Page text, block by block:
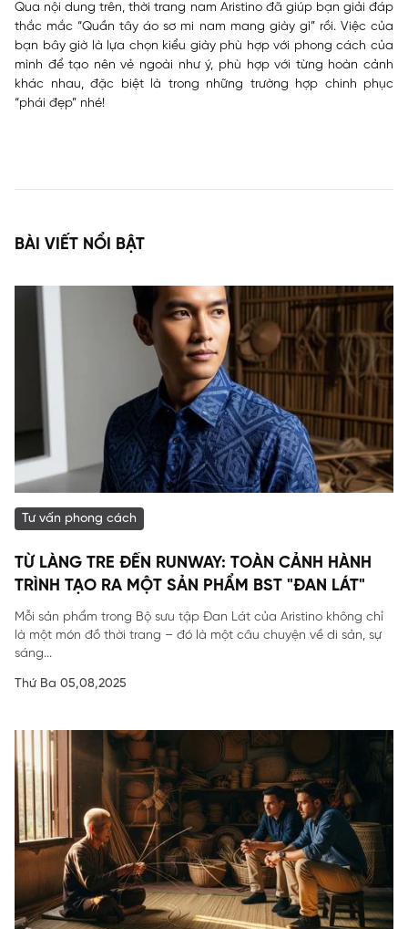
Qua nội dung trên,thời trang nam Aristinođã giúp bạn giải đáp
thắc mắc “Quần tây áo sơ mi nam mang giày gì” rồi. Việc của
bạn bây giờ là lựa chọn kiểu giày phù hợp với phong cách của
mình để tạo nên vẻ ngoài như ý, phù hợp với từng hoàn cảnh
khác nhau, đặc biệt là trong những trường hợp chinh phục
“phái đẹp” nhé!
BÀI VIẾT NỔI BẬT
Tư vấn phong cách
TỪ LÀNG TRE ĐẾN RUNWAY: TOÀN CẢNH HÀNH
TRÌNH TẠO RA MỘT SẢN PHẨM BST "ĐAN LÁT"
Mỗi sản phẩm trong Bộ sưu tập Đan Lát của Aristino không chỉ
là một món đồ thời trang – đó là một câu chuyện về di sản, sự
sáng...
Thứ Ba 05,08,2025